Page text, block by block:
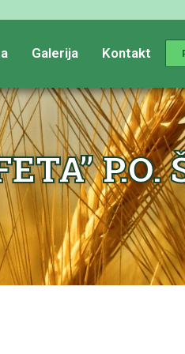
Galerija Kontakt
P.O.